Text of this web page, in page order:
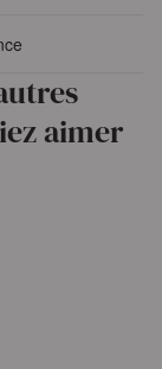
aimer